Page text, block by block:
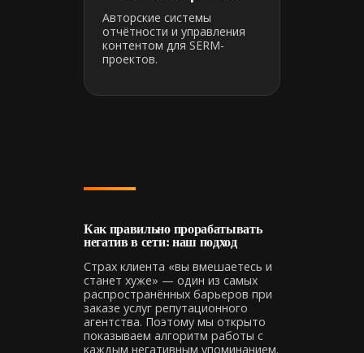
Авторские системы
отчётности и управления
контентом для SERM-
проектов.
Как правильно прорабатывать
негатив в сети: наш подход
Страх клиента «вы вмешаетесь и
станет хуже» — один из самых
распространённых барьеров при
заказе услуг репутационного
агентства. Поэтому мы открыто
показываем алгоритм работы с
каждым негативным упоминанием.